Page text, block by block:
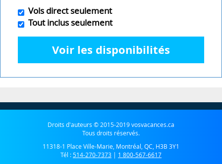
Vols direct seulement
Tout inclus seulement
Voir les disponibilités
Droits d'auteurs © 2015-2019 vosvacances.ca
Tous droits réservés.
11318-1 Place Ville-Marie, Montréal, QC, H3B 3Y1
Tél :514-270-7373 | 1 800-567-6617